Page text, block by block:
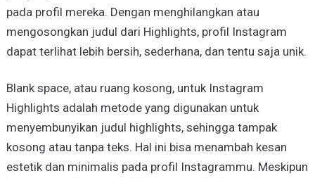
pada profil mereka. Dengan menghilangkan atau
mengosongkan judul dari Highlights, profil Instagram
dapat terlihat lebih bersih, sederhana, dan tentu saja unik.
Blank space, atau ruang kosong, untuk Instagram
Highlights adalah metode yang digunakan untuk
menyembunyikan judul highlights, sehingga tampak
kosong atau tanpa teks. Hal ini bisa menambah kesan
estetik dan minimalis pada profil Instagrammu. Meskipun